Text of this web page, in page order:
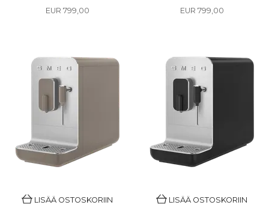
EUR 799,00 EUR 799,00
LISÄÄ OSTOSKORIIN LISÄÄ OSTOSKORIIN